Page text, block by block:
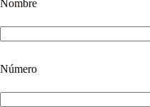
Nombre
Número